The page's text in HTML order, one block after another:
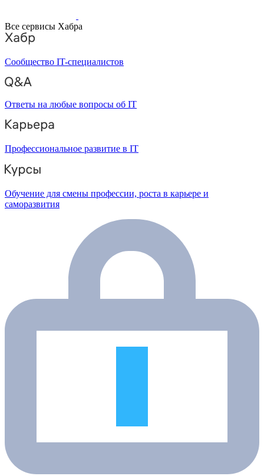
Все сервисы Хабра
Сообщество IT-специалистов
Ответы на любые вопросы об IT
Профессиональное развитие в IT
Обучение для смены профессии, роста в карьере и
саморазвития